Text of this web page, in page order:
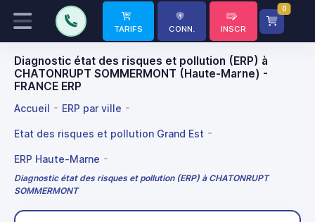
TARIFS CONN. INSCR
0
Diagnostic état des risques et pollution (ERP) à
CHATONRUPT SOMMERMONT (Haute-Marne) -
FRANCE ERP
Accueil ERP par ville
Etat des risques et pollution Grand Est
ERP Haute-Marne
Diagnostic état des risques et pollution (ERP) à CHATONRUPT
SOMMERMONT